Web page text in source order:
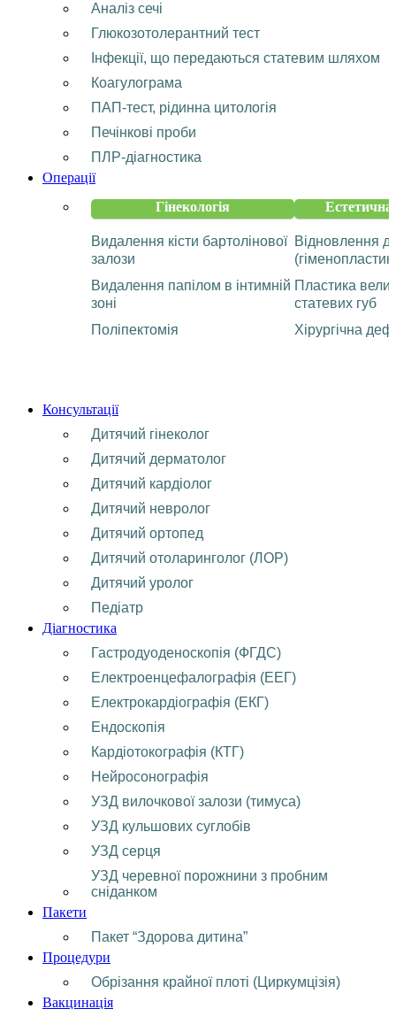
Аналіз сечі
Глюкозотолерантний тест
Інфекції, що передаються статевим шляхом
Коагулограма
ПАП-тест, рідинна цитологія
Печінкові проби
ПЛР-діагностика
Операції
Гінекологія
Видалення кісти бартолінової
залози
Видалення папілом в інтимній
зоні
Поліпектомія
Естетична
Відновлення
Пластика
статевих губ
Хірургічна
Консультації
Дитячий гінеколог
Дитячий дерматолог
Дитячий кардіолог
Дитячий невролог
Дитячий ортопед
Дитячий отоларинголог (ЛОР)
Дитячий уролог
Педіатр
Діагностика
Гастродуоденоскопія (ФГДС)
Електроенцефалографія (ЕЕГ)
Електрокардіографія (ЕКГ)
Ендоскопія
Кардіотокографія (КТГ)
Нейросонографія
УЗД вилочкової залози (тимуса)
УЗД кульшових суглобів
УЗД серця
УЗД черевної порожнини з пробним
сніданком
Пакети
Пакет “Здорова дитина”
Процедури
Обрізання крайної плоті (Циркумцізія)
Вакцинація